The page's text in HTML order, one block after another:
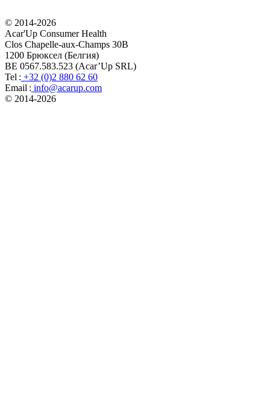
© 2014-2026
Acar'Up Consumer Health
Clos Chapelle-aux-Champs 30B
1200 Брюксел (Белгия)
BE 0567.583.523 (Acar’Up SRL)
Tel : +32 (0)2 880 62 60
Email : info@acarup.com
© 2014-2026